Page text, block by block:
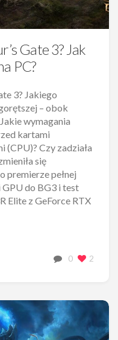
Gate 3? Jak
PC?
3? Jakiego
– obok
wymagania
kartami
Czy zadziała
się
premierze pełnej
GPU do BG3 i test
Elite z GeForce RTX
0 2